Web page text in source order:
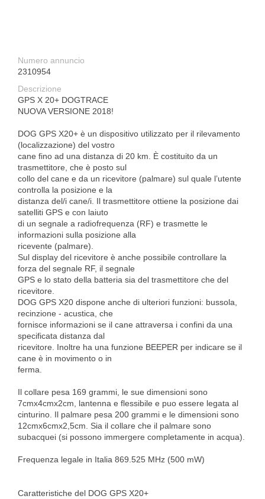
Numero annuncio
2310954
Descrizione
GPS X 20+ DOGTRACE
NUOVA VERSIONE 2018!
DOG GPS X20+ è un dispositivo utilizzato per il rilevamento
(localizzazione) del vostro
cane fino ad una distanza di 20 km. È costituito da un
trasmettitore, che è posto sul
collo del cane e da un ricevitore (palmare) sul quale l’utente
controlla la posizione e la
distanza del/i cane/i. Il trasmettitore ottiene la posizione dai
satelliti GPS e con laiuto
di un segnale a radiofrequenza (RF) e trasmette le
informazioni sulla posizione alla
ricevente (palmare).
Sul display del ricevitore è anche possibile controllare la
forza del segnale RF, il segnale
GPS e lo stato della batteria sia del trasmettitore che del
ricevitore.
DOG GPS X20 dispone anche di ulteriori funzioni: bussola,
recinzione - acustica, che
fornisce informazioni se il cane attraversa i confini da una
specificata distanza dal
ricevitore. Inoltre ha una funzione BEEPER per indicare se il
cane è in movimento o in
ferma.
Il collare pesa 169 grammi, le sue dimensioni sono
7cmx4cmx2cm, lantenna e flessibile e puo essere legata al
cinturino. Il palmare pesa 200 grammi e le dimensioni sono
12cmx6cmx2,5cm. Sia il collare che il palmare sono
subacquei (si possono immergere completamente in acqua).
Frequenza legale in Italia 869.525 MHz (500 mW)
Caratteristiche del DOG GPS X20+